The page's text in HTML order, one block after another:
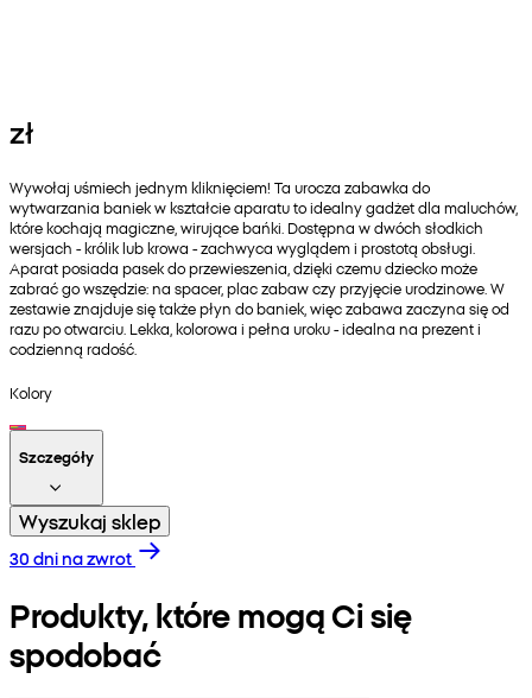
zł
Wywołaj uśmiech jednym kliknięciem! Ta urocza zabawka do
wytwarzania baniek w kształcie aparatu to idealny gadżet dla maluchów,
które kochają magiczne, wirujące bańki. Dostępna w dwóch słodkich
wersjach - królik lub krowa - zachwyca wyglądem i prostotą obsługi.
Aparat posiada pasek do przewieszenia, dzięki czemu dziecko może
zabrać go wszędzie: na spacer, plac zabaw czy przyjęcie urodzinowe. W
zestawie znajduje się także płyn do baniek, więc zabawa zaczyna się od
razu po otwarciu. Lekka, kolorowa i pełna uroku - idealna na prezent i
codzienną radość.
Kolory
Szczegóły
Wyszukaj sklep
30 dni na zwrot
Produkty, które mogą Ci się
spodobać